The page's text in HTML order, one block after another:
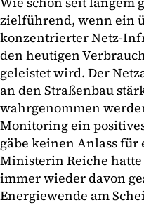
zielführend, wenn ein
konzentrierter Netz-
den heutigen
geleistet wird. Der
an den Straßenbau
wahrgenommen
Monitoring ein
gäbe keinen Anlass für
Ministerin Reiche hatte
immer wieder davon
Energiewende am